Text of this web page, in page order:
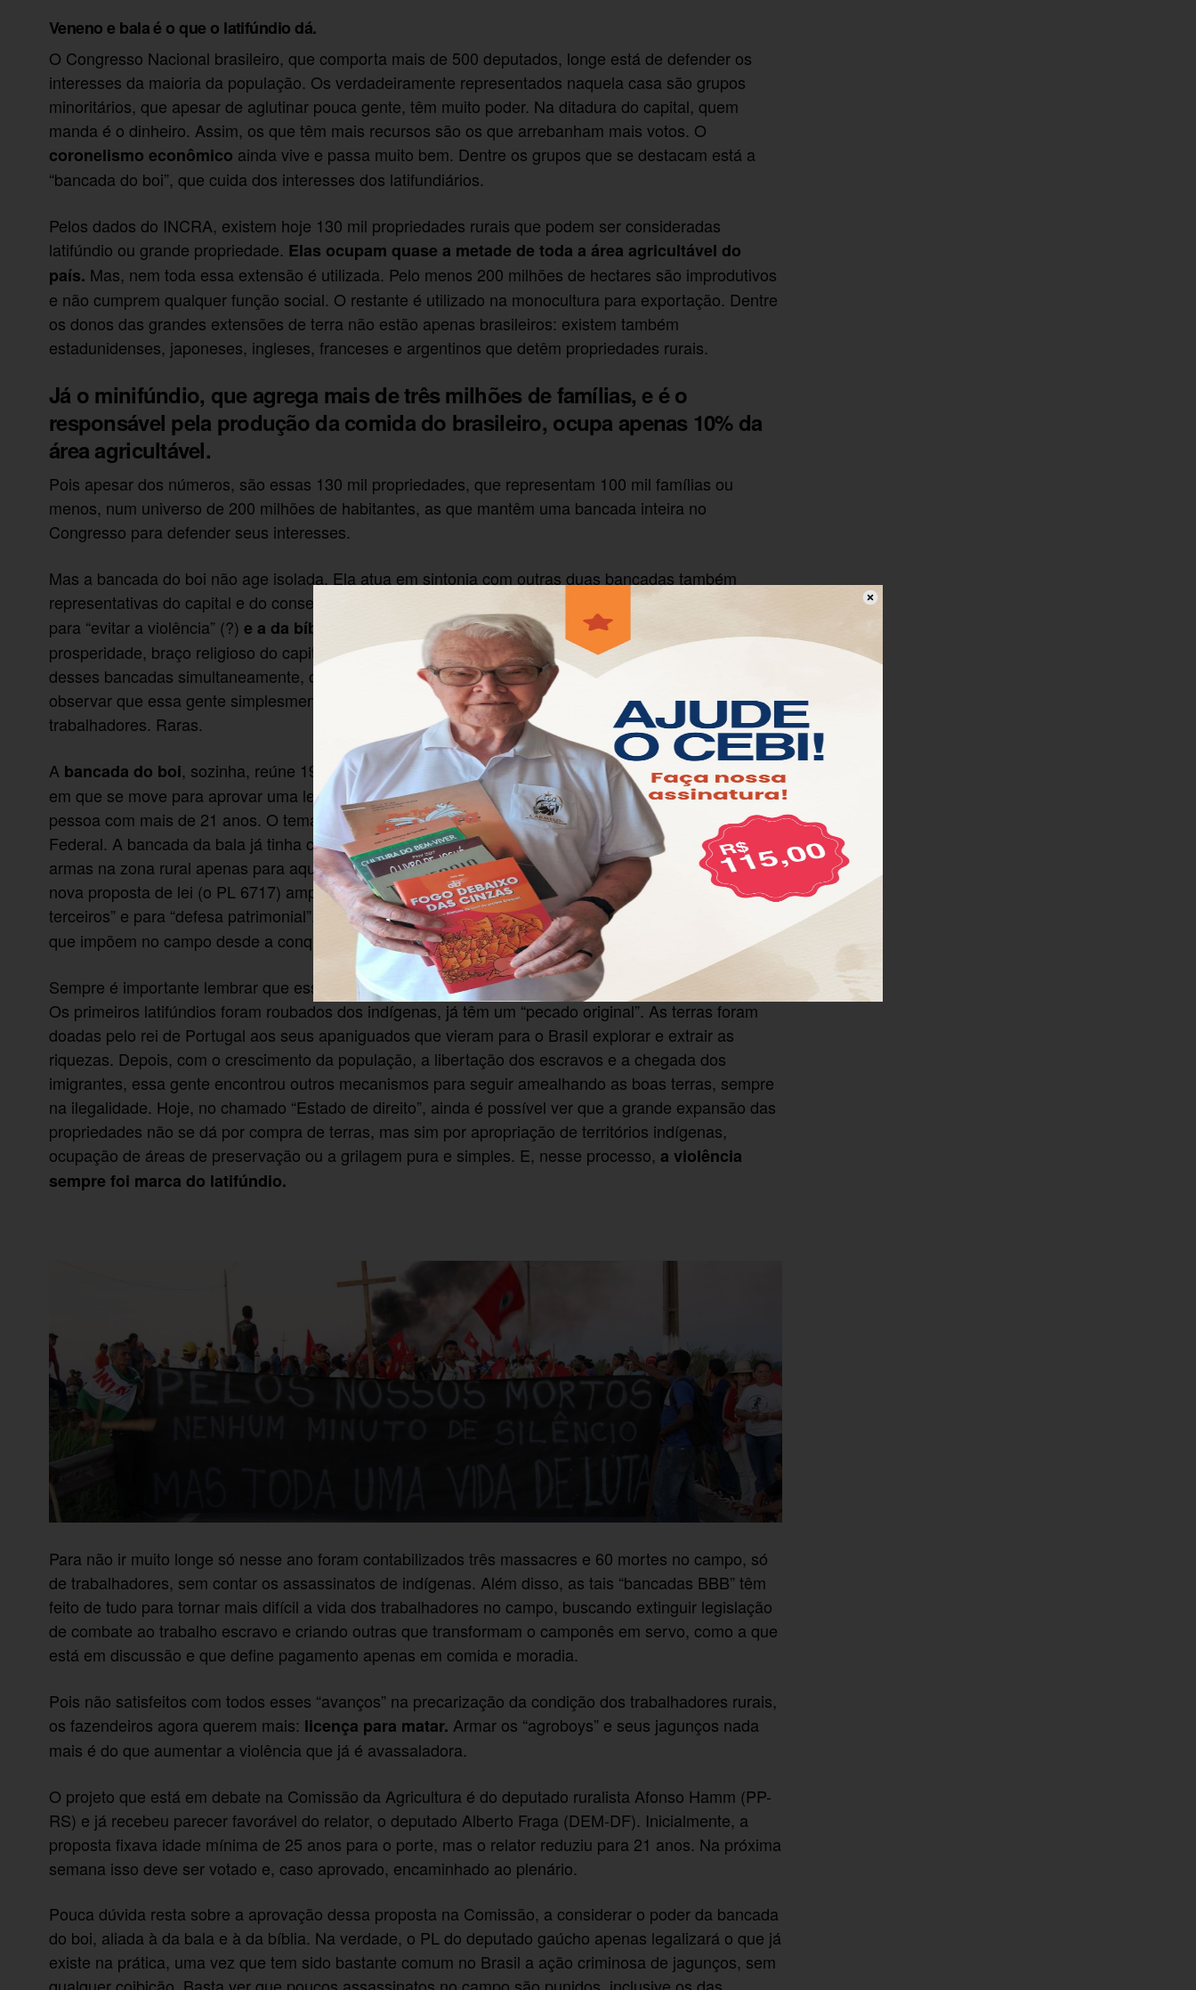
Veneno e bala é o que o latifúndio dá.
O Congresso Nacional brasileiro, que comporta mais de 500 deputados, longe está de defender os
interesses da maioria da população. Os verdadeiramente representados naquela casa são grupos
minoritários, que apesar de aglutinar pouca gente, têm muito poder. Na ditadura do capital, quem
manda é o dinheiro. Assim, os que têm mais recursos são os que arrebanham mais votos. O
coronelismo econômico ainda vive e passa muito bem. Dentre os grupos que se destacam está a
“bancada do boi”, que cuida dos interesses dos latifundiários.
Pelos dados do INCRA, existem hoje 130 mil propriedades rurais que podem ser consideradas
latifúndio ou grande propriedade. Elas ocupam quase a metade de toda a área agricultável do
país. Mas, nem toda essa extensão é utilizada. Pelo menos 200 milhões de hectares são improdutivos
e não cumprem qualquer função social. O restante é utilizado na monocultura para exportação. Dentre
os donos das grandes extensões de terra não estão apenas brasileiros: existem também
estadunidenses, japoneses, ingleses, franceses e argentinos que detêm propriedades rurais.
Já o minifúndio, que agrega mais de três milhões de famílias, e é o
responsável pela produção da comida do brasileiro, ocupa apenas 10% da
área agricultável.
Pois apesar dos números, são essas 130 mil propriedades, que representam 100 mil famílias ou
menos, num universo de 200 milhões de habitantes, as que mantêm uma bancada inteira no
Congresso para defender seus interesses.
Mas a bancada do boi não age isolada. Ela atua em sintonia com outras duas bancadas também
representativas do capital e do conservadorismo:
para “evitar a violência” (?)e a da bíblia
, que concentra os evangélicos ligados à teologia da
prosperidade, braço religioso do capital. Do total de 513 deputados, 373 estão em pelos menos duas
desses bancadas simultaneamente, o que mostra que tudo está bem sintonizado. Sendo assim é fácil
observar que essa gente simplesmente domina o Congresso. Poucas são as representações dos
trabalhadores. Raras.
A bancada do boi, sozinha, reúne 198 deputados e é ela quem está no foco essa semana, na medida
em que se move para aprovar uma lei que permita liberar o porte de arma no meio rural para qualquer
pessoa com mais de 21 anos. O tema já está em discussão na Comissão de Agricultura da Câmara
Federal. A bancada da bala já tinha conseguido aprovar no “Estatuto do Desarmamento” o porte de
armas na zona rural apenas para aqueles que, comprovadamente, ainda subsistem da caça. Mas, a
nova proposta de lei (o PL 6717) amplia essa possibilidade para “defesa pessoal, familiar ou de
terceiros” e para “defesa patrimonial”. Ou seja,os latifundiários querem a legalidade do massacre
que impõem no campo desde a conquista.
Sempre é importante lembrar que esses “proprietários” têm uma longa história de violência e roubo.
Os primeiros latifúndios foram roubados dos indígenas, já têm um “pecado original”. As terras foram
doadas pelo rei de Portugal aos seus apaniguados que vieram para o Brasil explorar e extrair as
riquezas. Depois, com o crescimento da população, a libertação dos escravos e a chegada dos
imigrantes, essa gente encontrou outros mecanismos para seguir amealhando as boas terras, sempre
na ilegalidade. Hoje, no chamado “Estado de direito”, ainda é possível ver que a grande expansão das
propriedades não se dá por compra de terras, mas sim por apropriação de territórios indígenas,
ocupação de áreas de preservação ou a grilagem pura e simples. E, nesse processo, a violência
sempre foi marca do latifúndio.
Para não ir muito longe só nesse ano foram contabilizados três massacres e 60 mortes no campo, só
de trabalhadores, sem contar os assassinatos de indígenas. Além disso, as tais “bancadas BBB” têm
feito de tudo para tornar mais difícil a vida dos trabalhadores no campo, buscando extinguir legislação
de combate ao trabalho escravo e criando outras que transformam o camponês em servo, como a que
está em discussão e que define pagamento apenas em comida e moradia.
Pois não satisfeitos com todos esses “avanços” na precarização da condição dos trabalhadores rurais,
os fazendeiros agora querem mais: licença para matar. Armar os “agroboys” e seus jagunços nada
mais é do que aumentar a violência que já é avassaladora.
O projeto que está em debate na Comissão da Agricultura é do deputado ruralista Afonso Hamm (PP-
RS) e já recebeu parecer favorável do relator, o deputado Alberto Fraga (DEM-DF). Inicialmente, a
proposta fixava idade mínima de 25 anos para o porte, mas o relator reduziu para 21 anos. Na próxima
semana isso deve ser votado e, caso aprovado, encaminhado ao plenário.
Pouca dúvida resta sobre a aprovação dessa proposta na Comissão, a considerar o poder da bancada
do boi, aliada à da bala e à da bíblia. Na verdade, o PL do deputado gaúcho apenas legalizará o que já
existe na prática, uma vez que tem sido bastante comum no Brasil a ação criminosa de jagunços, sem